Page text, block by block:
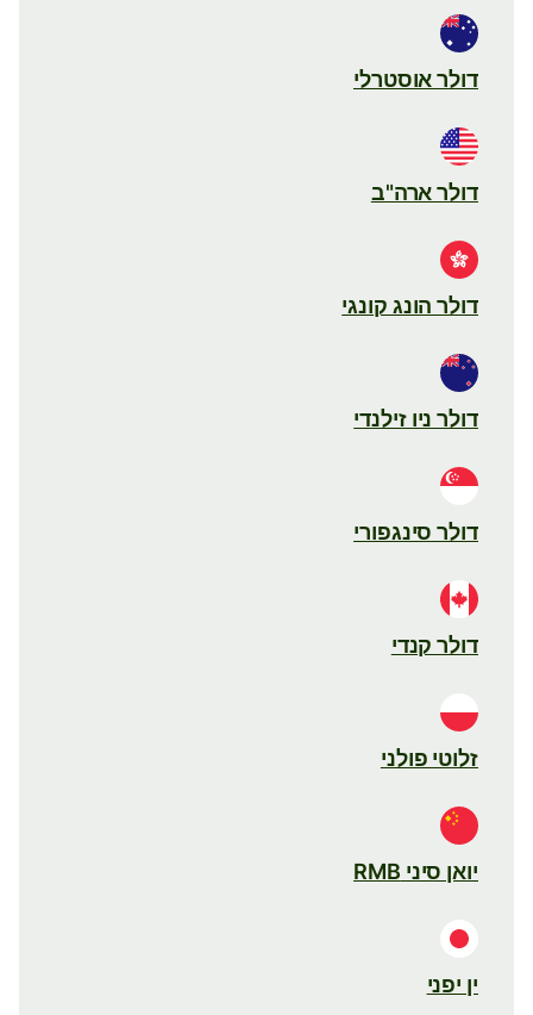
דולר אוסטרלי
דולר ארה"ב
דולר הונג קונגי
דולר ניו זילנדי
דולר סינגפורי
דולר קנדי
זלוטי פולני
יואן סיני RMB
ין יפני